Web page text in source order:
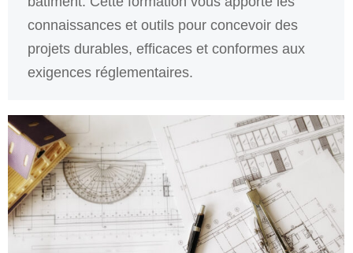
connaissances et outils pour concevoir des
projets durables, efficaces et conformes aux
exigences réglementaires.